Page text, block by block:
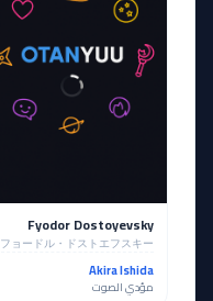
Fyodor Dostoyevsky
フョードル・ドストエフスキー
Akira Ishida
مؤدي الصوت